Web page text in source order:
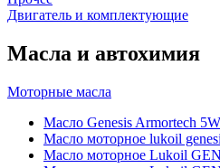
Двигатель и комплектующие
Масла и автохимия
Моторные масла
Масло Genesis Armortech
Масло моторное lukoil
Масло моторное Lukoil